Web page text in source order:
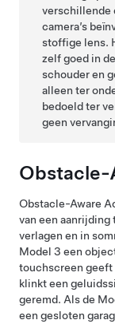
verschillende
camera’s
stoffige lens.
zelf goed in
schouder en
alleen ter
bedoeld ter
geen
Obstacle-
Obstacle-Aware
van een
verlagen en in
Model 3 een
touchscreen geeft
klinkt een
geremd. Als de
een gesloten